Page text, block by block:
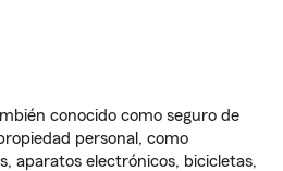
conocido como seguro de
personal, como
aparatos electrónicos, bicicletas,